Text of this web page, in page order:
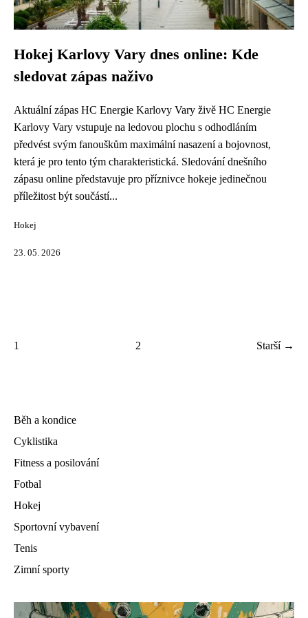
Hokej Karlovy Vary dnes online: Kde
sledovat zápas naživo
Aktuální zápas HC Energie Karlovy Vary živě HC Energie
Karlovy Vary vstupuje na ledovou plochu s odhodláním
předvést svým fanouškům maximální nasazení a bojovnost,
která je pro tento tým charakteristická. Sledování dnešního
zápasu online představuje pro příznivce hokeje jedinečnou
příležitost být součástí...
Hokej
23. 05. 2026
1 2 Starší →
Běh a kondice
Cyklistika
Fitness a posilování
Fotbal
Hokej
Sportovní vybavení
Tenis
Zimní sporty